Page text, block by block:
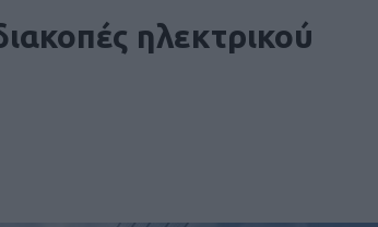
ηλεκτρικού